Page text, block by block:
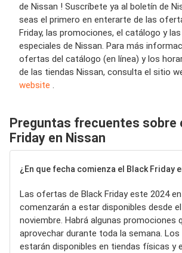
de Nissan ! Suscríbete ya al boletín de
seas el primero en enterarte de las
Friday, las promociones, el catálogo y
especiales de Nissan. Para más
ofertas del catálogo (en línea) y los
de las tiendas Nissan, consulta el sitio
website .
Preguntas frecuentes sobre
Friday en Nissan
¿En que fecha comienza el Black Friday
Las ofertas de Black Friday este 2024 en
comenzarán a estar disponibles desde
noviembre. Habrá algunas promociones
aprovechar durante toda la semana.
estarán disponibles en tiendas físicas y